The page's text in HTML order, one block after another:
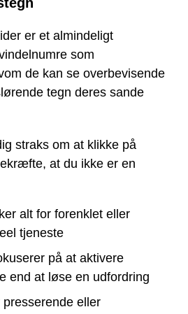
er et almindeligt
som
de kan se overbevisende
tegn deres sande
straks om at klikke på
at du ikke er en
alt for forenklet eller
tjeneste
på at aktivere
end at løse en udfordring
eller